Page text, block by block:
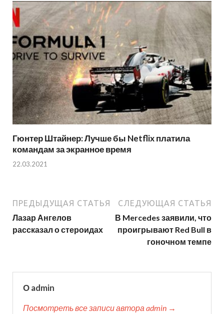
Гюнтер Штайнер: Лучше бы Netflix платила
командам за экранное время
22.03.2021
ПРЕДЫДУЩАЯ СТАТЬЯ
Лазар Ангелов
рассказал о стероидах
СЛЕДУЮЩАЯ СТАТЬЯ
В Mercedes заявили, что
проигрывают Red Bull в
гоночном темпе
О admin
Посмотреть все записи автора admin →